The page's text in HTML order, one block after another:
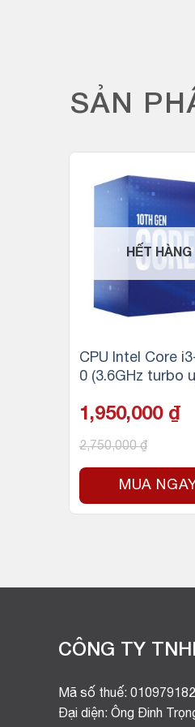
SẢN
HẾT HÀNG
CPU Intel Core
0 (3.6GHz turbo
6MB Cache, 65W)
1,950,000 ₫
2,750,000₫
MUA NGAY
CÔNG TY
Mã số thuế:
Đại diện: Ông Đinh